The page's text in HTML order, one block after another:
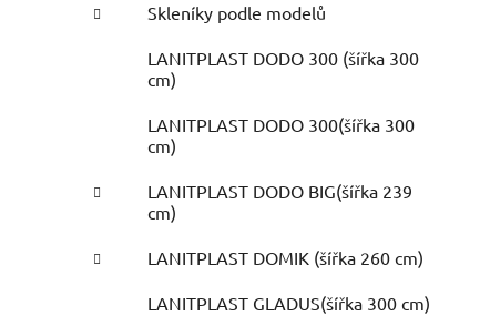
Skleníky podle modelů
LANITPLAST DODO 300 (šířka 300
cm)
LANITPLAST DODO 300(šířka 300
cm)
LANITPLAST DODO BIG(šířka 239
cm)
LANITPLAST DOMIK (šířka 260 cm)
LANITPLAST GLADUS(šířka 300 cm)